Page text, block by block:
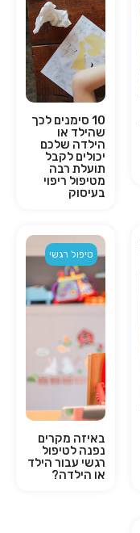
10 סימנים לכך
שהילד או
הילדה שלכם
יכולים לקבל
תועלת רבה
מטיפול ריפוי
בעיסוק
טיפול רגשי
באיזה מקרים
נפנה לטיפול
רגשי עבור הילד
או הילדה?